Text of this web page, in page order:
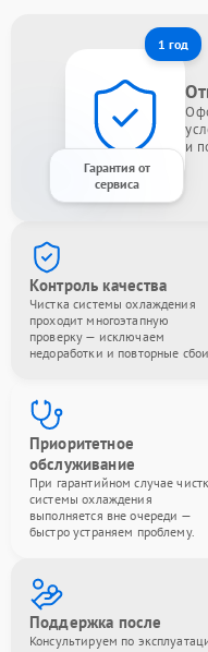
1 год
Гарантия от
сервиса
и
Контроль качества
Чистка системы охлаждения
проходит многоэтапную
проверку — исключаем
недоработки и повторные
Приоритетное
обслуживание
При гарантийном случае
системы охлаждения
выполняется вне очереди —
быстро устраняем проблему.
Поддержка после
Консультируем по